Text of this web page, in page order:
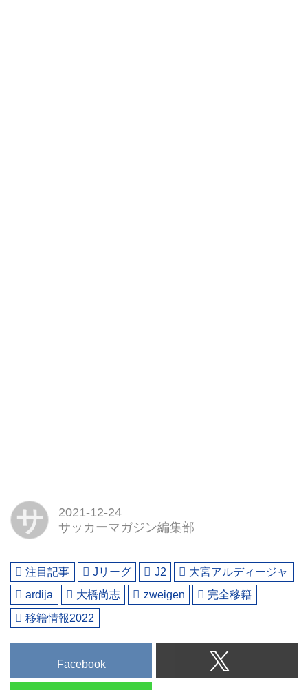
サ
2021-12-24
サッカーマガジン編集部
注目記事 Jリーグ J2
大宮アルディージャ
ardija
大橋尚志 zweigen
完全移籍
移籍情報2022
Facebook